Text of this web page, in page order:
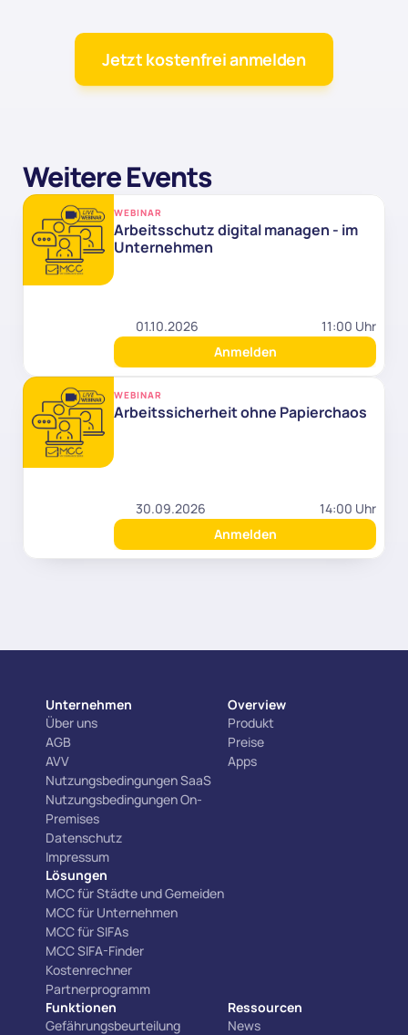
Jetzt kostenfrei anmelden
Weitere Events
WEBINAR
Arbeitsschutz digital managen - im
Unternehmen
01.10.2026
11:00 Uhr
Anmelden
WEBINAR
Arbeitssicherheit ohne Papierchaos
30.09.2026
14:00 Uhr
Anmelden
Unternehmen
Über uns
AGB
AVV
Nutzungsbedingungen SaaS
Nutzungsbedingungen On-
Premises
Datenschutz
Impressum
Overview
Produkt
Preise
Apps
Lösungen
MCC für Städte und Gemeiden
MCC für Unternehmen
MCC für SIFAs
MCC SIFA-Finder
Kostenrechner
Partnerprogramm
Funktionen
Gefährungsbeurteilung
Ressourcen
News